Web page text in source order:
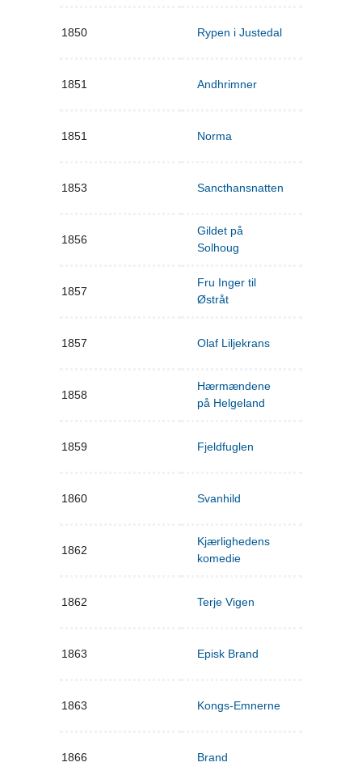
1850 Rypen i Justedal
1851 Andhrimner
1851 Norma
1853 Sancthansnatten
1856
Gildet på
Solhoug
1857
Fru Inger til
Østråt
1857 Olaf Liljekrans
1858
Hærmændene
på Helgeland
1859 Fjeldfuglen
1860 Svanhild
1862
Kjærlighedens
komedie
1862 Terje Vigen
1863 Episk Brand
1863 Kongs-Emnerne
1866 Brand